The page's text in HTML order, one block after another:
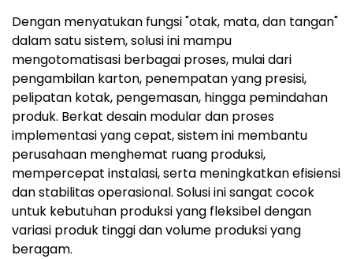
Dengan menyatukan fungsi "otak, mata, dan tangan"
dalam satu sistem, solusi ini mampu
mengotomatisasi berbagai proses, mulai dari
pengambilan karton, penempatan yang presisi,
pelipatan kotak, pengemasan, hingga pemindahan
produk. Berkat desain modular dan proses
implementasi yang cepat, sistem ini membantu
perusahaan menghemat ruang produksi,
mempercepat instalasi, serta meningkatkan efisiensi
dan stabilitas operasional. Solusi ini sangat cocok
untuk kebutuhan produksi yang fleksibel dengan
variasi produk tinggi dan volume produksi yang
beragam.